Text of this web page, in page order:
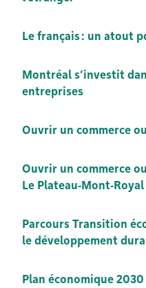
Le français : un atout
Montréal s’investit
entreprises
Ouvrir un commerce
Ouvrir un commerce
Le Plateau‑Mont‑Royal
Parcours Transition
le développement
Plan économique